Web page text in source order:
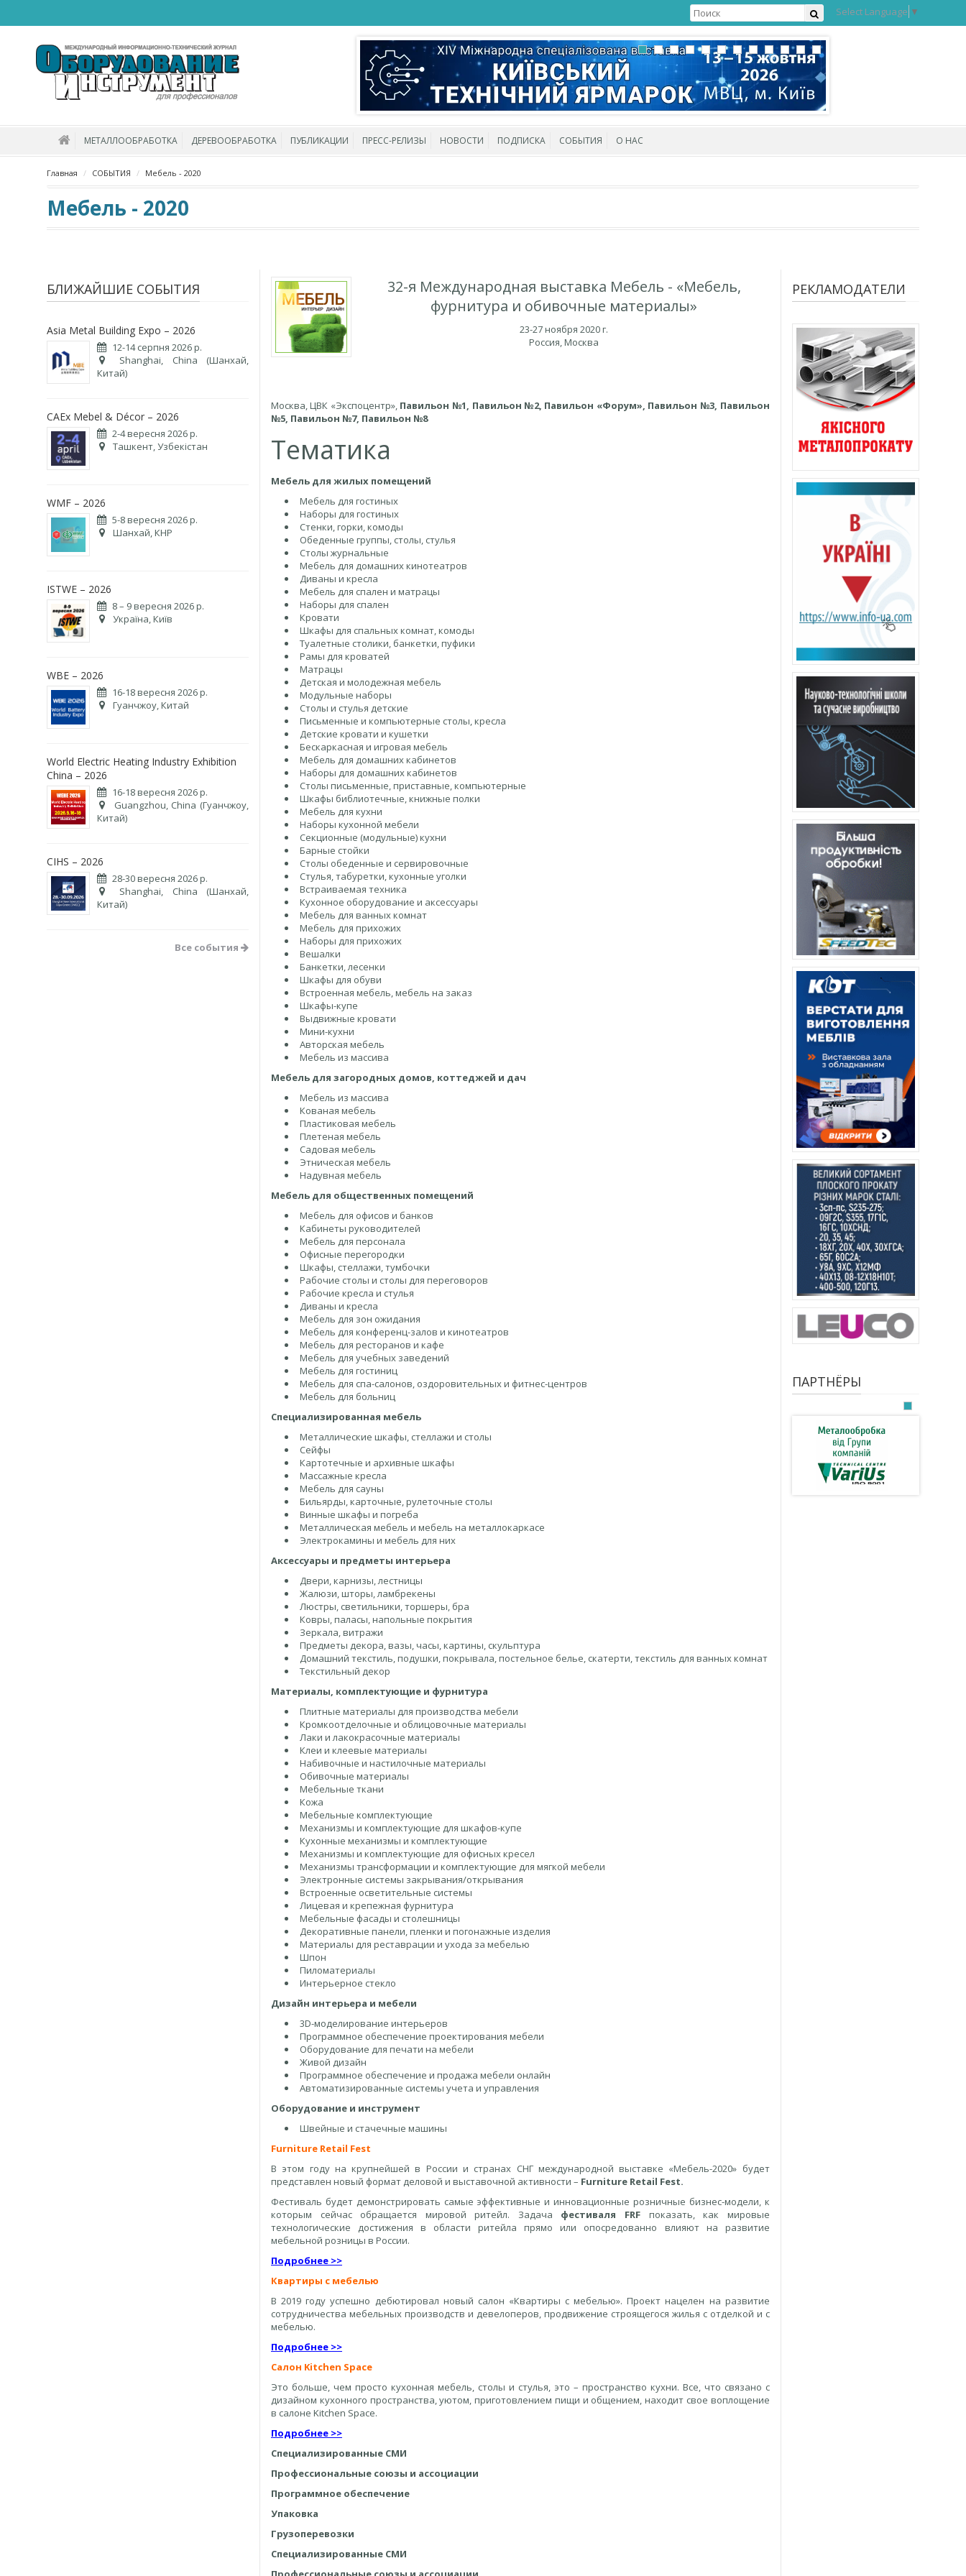
Select Language ▼
МЕТАЛЛООБРАБОТКА ДЕРЕВООБРАБОТКА ПУБЛИКАЦИИ ПРЕСС-РЕЛИЗЫ НОВОСТИ ПОДПИСКА СОБЫТИЯ О НАС
Главная СОБЫТИЯ Мебель - 2020
Мебель - 2020
БЛИЖАЙШИЕ СОБЫТИЯ
Asia Metal Building Expo – 2026
12-14 серпня 2026 р.
Shanghai, China (Шанхай,
Китай)
CAEx Mebel & Décor – 2026
2-4 вересня 2026 р.
Ташкент, Узбекістан
WMF – 2026
5-8 вересня 2026 р.
Шанхай, КНР
ISTWE – 2026
8 – 9 вересня 2026 р.
Україна, Київ
WBE – 2026
16-18 вересня 2026 р.
Гуанчжоу, Китай
World Electric Heating Industry Exhibition
China – 2026
16-18 вересня 2026 р.
Guangzhou, China (Гуанчжоу,
Китай)
CIHS – 2026
28-30 вересня 2026 р.
Shanghai, China (Шанхай,
Китай)
Все события
32-я Международная выставка Мебель - «Мебель,
фурнитура и обивочные материалы»
23-27 ноября 2020 г.
Россия, Москва
Москва, ЦВК «Экспоцентр», Павильон №1, Павильон №2, Павильон «Форум», Павильон №3, Павильон
№5, Павильон №7, Павильон №8
Тематика
Мебель для жилых помещений
Мебель для гостиных
Наборы для гостиных
Стенки, горки, комоды
Обеденные группы, столы, стулья
Столы журнальные
Мебель для домашних кинотеатров
Диваны и кресла
Мебель для спален и матрацы
Наборы для спален
Кровати
Шкафы для спальных комнат, комоды
Туалетные столики, банкетки, пуфики
Рамы для кроватей
Матрацы
Детская и молодежная мебель
Модульные наборы
Столы и стулья детские
Письменные и компьютерные столы, кресла
Детские кровати и кушетки
Бескаркасная и игровая мебель
Мебель для домашних кабинетов
Наборы для домашних кабинетов
Столы письменные, приставные, компьютерные
Шкафы библиотечные, книжные полки
Мебель для кухни
Наборы кухонной мебели
Секционные (модульные) кухни
Барные стойки
Cтолы обеденные и сервировочные
Стулья, табуретки, кухонные уголки
Встраиваемая техника
Кухонное оборудование и аксессуары
Мебель для ванных комнат
Мебель для прихожих
Наборы для прихожих
Вешалки
Банкетки, лесенки
Шкафы для обуви
Встроенная мебель, мебель на заказ
Шкафы-купе
Выдвижные кровати
Мини-кухни
Авторская мебель
Мебель из массива
Мебель для загородных домов, коттеджей и дач
Мебель из массива
Кованая мебель
Пластиковая мебель
Плетеная мебель
Садовая мебель
Этническая мебель
Надувная мебель
Мебель для общественных помещений
Мебель для офисов и банков
Кабинеты руководителей
Мебель для персонала
Офисные перегородки
Шкафы, стеллажи, тумбочки
Рабочие столы и столы для переговоров
Рабочие кресла и стулья
Диваны и кресла
Мебель для зон ожидания
Мебель для конференц-залов и кинотеатров
Мебель для ресторанов и кафе
Мебель для учебных заведений
Мебель для гостиниц
Мебель для спа-салонов, оздоровительных и фитнес-центров
Мебель для больниц
Специализированная мебель
Металлические шкафы, стеллажи и столы
Сейфы
Картотечные и архивные шкафы
Массажные кресла
Мебель для сауны
Бильярды, карточные, рулеточные столы
Винные шкафы и погреба
Металлическая мебель и мебель на металлокаркасе
Электрокамины и мебель для них
Аксессуары и предметы интерьера
Двери, карнизы, лестницы
Жалюзи, шторы, ламбрекены
Люстры, светильники, торшеры, бра
Ковры, паласы, напольные покрытия
Зеркала, витражи
Предметы декора, вазы, часы, картины, скульптура
Домашний текстиль, подушки, покрывала, постельное белье, скатерти, текстиль для ванных комнат
Текстильный декор
Материалы, комплектующие и фурнитура
Плитные материалы для производства мебели
Кромкоотделочные и облицовочные материалы
Лаки и лакокрасочные материалы
Клеи и клеевые материалы
Набивочные и настилочные материалы
Обивочные материалы
Мебельные ткани
Кожа
Мебельные комплектующие
Механизмы и комплектующие для шкафов-купе
Кухонные механизмы и комплектующие
Механизмы и комплектующие для офисных кресел
Механизмы трансформации и комплектующие для мягкой мебели
Электронные системы закрывания/открывания
Встроенные осветительные системы
Лицевая и крепежная фурнитура
Мебельные фасады и столешницы
Декоративные панели, пленки и погонажные изделия
Материалы для реставрации и ухода за мебелью
Шпон
Пиломатериалы
Интерьерное стекло
Дизайн интерьера и мебели
3D-моделирование интерьеров
Программное обеспечение проектирования мебели
Оборудование для печати на мебели
Живой дизайн
Программное обеспечение и продажа мебели онлайн
Автоматизированные системы учета и управления
Оборудование и инструмент
Швейные и стачечные машины
Furniture Retail Fest
В этом году на крупнейшей в России и странах СНГ международной выставке «Мебель-2020» будет
представлен новый формат деловой и выставочной активности – Furniture Retail Fest.
Фестиваль будет демонстрировать самые эффективные и инновационные розничные бизнес-модели, к
которым сейчас обращается мировой ритейл. Задача фестиваля FRFпоказать, как мировые
технологические достижения в области ритейла прямо или опосредованно влияют на развитие
мебельной розницы в России.
Подробнее >>
Квартиры с мебелью
В 2019 году успешно дебютировал новый салон «Квартиры с мебелью». Проект нацелен на развитие
сотрудничества мебельных производств и девелоперов, продвижение строящегося жилья с отделкой и с
мебелью.
Подробнее >>
Салон Kitchen Space
Это больше, чем просто кухонная мебель, столы и стулья, это – пространство кухни. Все, что связано с
дизайном кухонного пространства, уютом, приготовлением пищи и общением, находит свое воплощение
в салоне Kitchen Space.
Подробнее >>
Специализированные СМИ
Профессиональные союзы и ассоциации
Программное обеспечение
Упаковка
Грузоперевозки
Специализированные СМИ
РЕКЛАМОДАТЕЛИ
ПАРТНЁРЫ